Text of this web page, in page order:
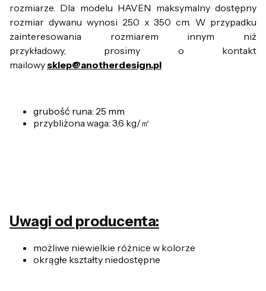
rozmiarze. Dla modelu HAVEN maksymalny dostępny
rozmiar dywanu wynosi 250 x 350 cm. W przypadku
zainteresowania rozmiarem innym niż
przykładowy, prosimy o kontakt
mailowysklep@anotherdesign.pl
grubość runa: 25 mm
przybliżona waga: 3,6 kg/㎡
Uwagi od producenta:
możliwe niewielkie różnice w kolorze
okrągłe kształty niedostępne